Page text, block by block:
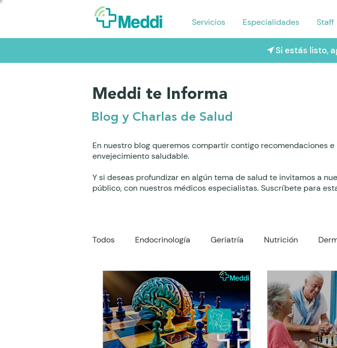
Servicios Especialidades Staff
Si estás listo,
Meddi te Informa
Blog y Charlas de Salud
En nuestro blog queremos compartir contigo recomendaciones
envejecimiento saludable.
Y si deseas profundizar en algún tema de salud te invitamos a
público, con nuestros médicos especialistas. Suscríbete para
Todos Endocrinología Geriatría Nutrición
Reumatología Gastroenterología Traumatología
Oftalmología Neumología Nefrologo